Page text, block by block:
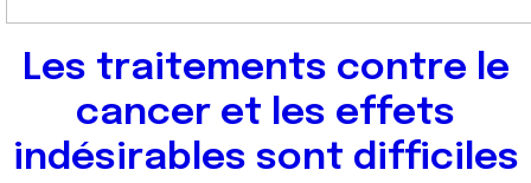
Les traitements contre le
cancer et les effets
indésirables sont difficiles